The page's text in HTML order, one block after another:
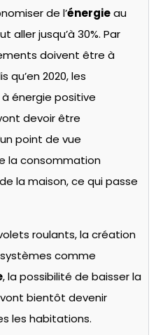
de l’énergieau
aller jusqu’à 30%. Par
doivent être à
2020, les
énergie positive
devoir être
point de vue
la consommation
la maison,ce qui passe
roulants, la création
comme
, la possibilité de baisser la
bientôt devenir
les habitations.